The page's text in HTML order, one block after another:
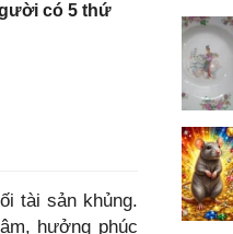
có 5 thứ
tài sản khủng.
hưởng phúc